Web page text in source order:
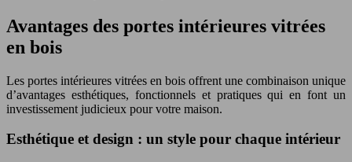
Avantages des portes intérieures vitrées
en bois
Les portes intérieures vitrées en bois offrent une combinaison unique
d’avantages esthétiques, fonctionnels et pratiques qui en font un
investissement judicieux pour votre maison.
Esthétique et design : un style pour chaque intérieur